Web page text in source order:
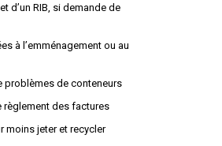
d’un RIB, si demande de
à l’emménagement ou au
problèmes de conteneurs
règlement des factures
moins jeter et recycler